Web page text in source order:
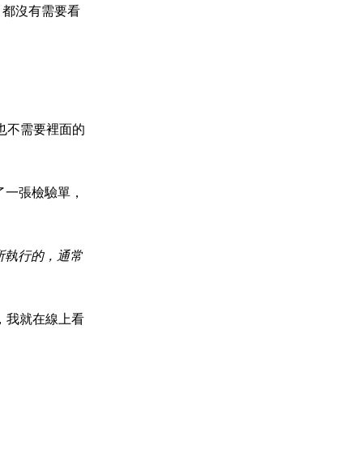
沒有需要看
不需要裡面的
張檢驗單，
執行的，通常
我就在線上看